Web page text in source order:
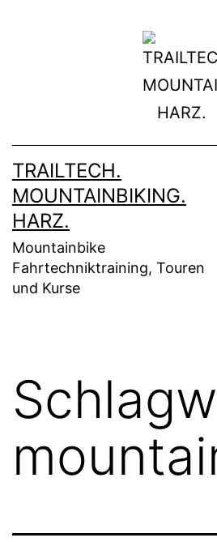
TRAILTECH.
MOUNTAINBIKING.
HARZ.
Mountainbike
Fahrtechniktraining, Touren
und Kurse